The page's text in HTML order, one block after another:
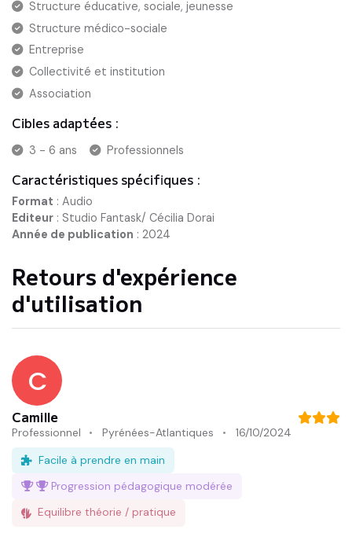
Structure éducative, sociale, jeunesse
Structure médico-sociale
Entreprise
Collectivité et institution
Association
Cibles adaptées :
3 - 6 ans Professionnels
Caractéristiques spécifiques :
Format : Audio
Editeur : Studio Fantask/ Cécilia Dorai
Année de publication : 2024
Retours d'expérience
d'utilisation
C
Camille
Professionnel Pyrénées-Atlantiques 16/10/2024
Facile à prendre en main
Progression pédagogique modérée
Equilibre théorie / pratique